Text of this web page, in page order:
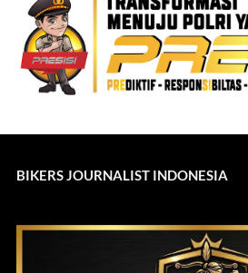
BIKERS JOURNALIST INDONESIA